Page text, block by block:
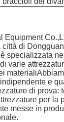
Equipment
di
specializzata
varie
e
di prova:
per la
messe in